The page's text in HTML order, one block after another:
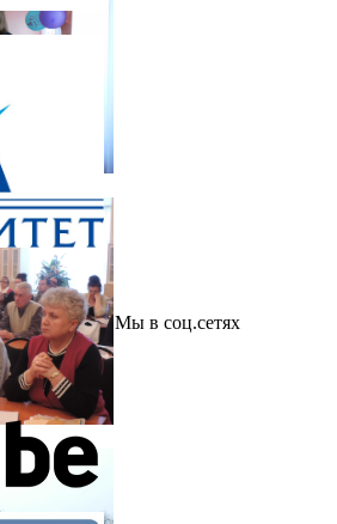
Мы в соц.сетях